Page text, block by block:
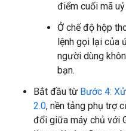
điểm cuối mã
Ở chế độ hộp
lệnh gọi lại của
người dùng
bạn.
Bắt đầu từ Bước 4:
2.0, nền tảng phụ trợ
đổi giữa máy chủ với